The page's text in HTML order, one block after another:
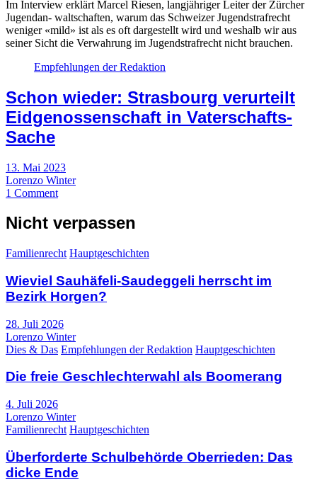
Im Interview erklärt Marcel Riesen, langjähriger Leiter der Zürcher
Jugendan- waltschaften, warum das Schweizer Jugendstrafrecht
weniger «mild» ist als es oft dargestellt wird und weshalb wir aus
seiner Sicht die Verwahrung im Jugendstrafrecht nicht brauchen.
Empfehlungen der Redaktion
Schon wieder: Strasbourg verurteilt
Eidgenossenschaft in Vaterschafts-
Sache
13. Mai 2023
Lorenzo Winter
1 Comment
Nicht verpassen
Familienrecht Hauptgeschichten
Wieviel Sauhäfeli-Saudeggeli herrscht im
Bezirk Horgen?
28. Juli 2026
Lorenzo Winter
Dies & Das Empfehlungen der Redaktion Hauptgeschichten
Die freie Geschlechterwahl als Boomerang
4. Juli 2026
Lorenzo Winter
Familienrecht Hauptgeschichten
Überforderte Schulbehörde Oberrieden: Das
dicke Ende